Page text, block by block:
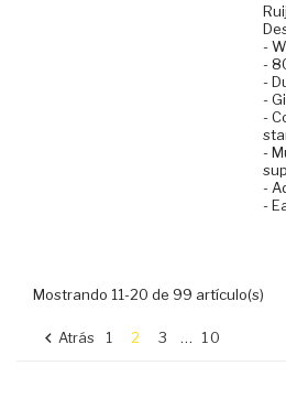
-
-
-
-
-
-
-
-
Mostrando 11-20 de 99 artículo(s)
 Atrás 1 2 3 … 10